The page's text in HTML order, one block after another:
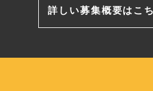
詳しい募集概要はこ